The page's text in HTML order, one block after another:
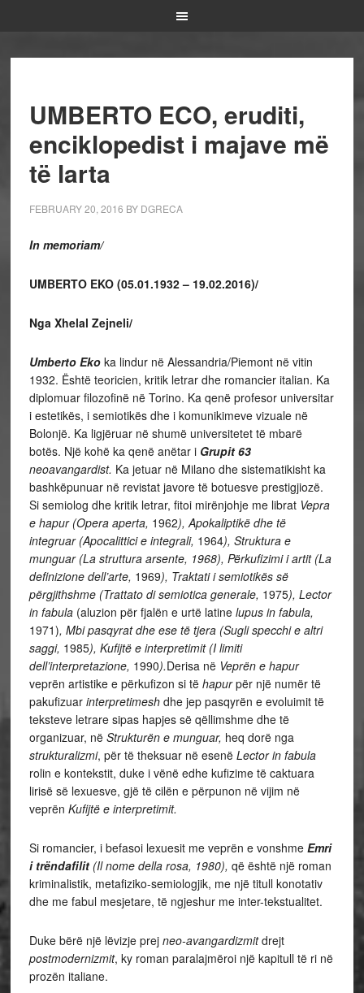
UMBERTO ECO, eruditi,
enciklopedist i majave më
të larta
FEBRUARY 20, 2016 BY DGRECA
In memoriam/
UMBERTO EKO (05.01.1932 – 19.02.2016)/
Nga Xhelal Zejneli/
Umberto Ekoka lindur në Alessandria/Piemont në vitin
1932. Është teoricien, kritik letrar dhe romancier italian. Ka
diplomuar filozofinë në Torino. Ka qenë profesor universitar
i estetikës, i semiotikës dhe i komunikimeve vizuale në
Bolonjë. Ka ligjëruar në shumë universitetet të mbarë
botës. Një kohë ka qenë anëtar i Grupit 63
neoavangardist. Ka jetuar në Milano dhe sistematikisht ka
bashkëpunuar në revistat javore të botuesve prestigjiozë.
Si semiolog dhe kritik letrar, fitoi mirënjohje me librat Vepra
e hapur (Opera aperta, 1962), Apokaliptikë dhe të
integruar (Apocalittici e integrali, 1964), Struktura e
munguar (La struttura arsente, 1968), Përkufizimi i artit (La
definizione dell’arte, 1969), Traktati i semiotikës së
përgjithshme (Trattato di semiotica generale, 1975), Lector
in fabula (aluzion për fjalën e urtë latine lupus in fabula,
1971), Mbi pasqyrat dhe ese të tjera (Sugli specchi e altri
saggi, 1985), Kufijtë e interpretimit (I limiti
dell’interpretazione, 1990).Derisa në Veprën e hapur
veprën artistike e përkufizon si të hapurpër një numër të
pakufizuar interpretimeshdhe jep pasqyrën e evoluimit të
teksteve letrare sipas hapjes së qëllimshme dhe të
organizuar, në Strukturën e munguar, heq dorë nga
strukturalizmi, për të theksuar në esenë Lector in fabula
rolin e kontekstit, duke i vënë edhe kufizime të caktuara
lirisë së lexuesve, gjë të cilën e përpunon në vijim në
veprën Kufijtë e interpretimit.
Si romancier, i befasoi lexuesit me veprën e vonshme Emri
i trëndafilit (Il nome della rosa, 1980), që është një roman
kriminalistik, metafiziko-semiologjik, me një titull konotativ
dhe me fabul mesjetare, të ngjeshur me inter-tekstualitet.
Duke bërë një lëvizje prej neo-avangardizmitdrejt
postmodernizmit, ky roman paralajmëroi një kapitull të ri në
prozën italiane.